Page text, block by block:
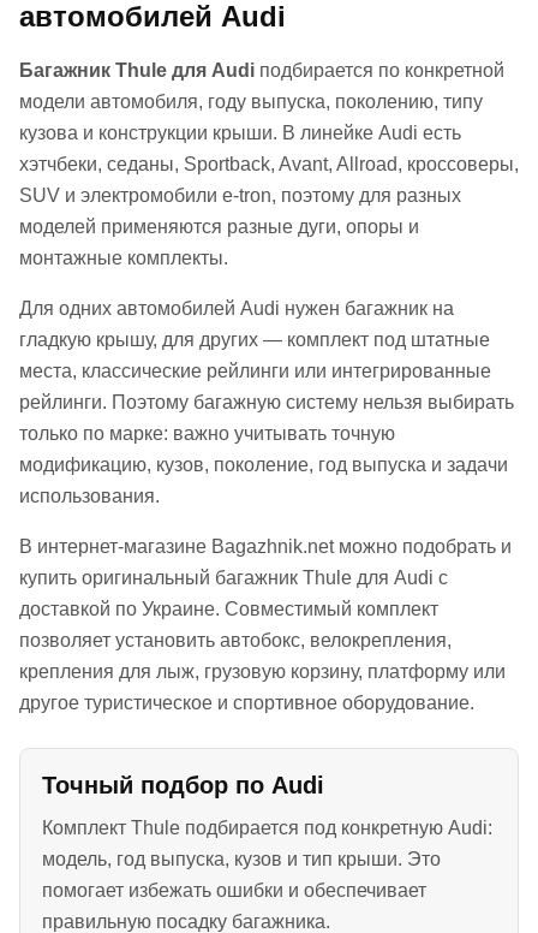
автомобилей Audi
Багажник Thule для Audi подбирается по конкретной
модели автомобиля, году выпуска, поколению, типу
кузова и конструкции крыши. В линейке Audi есть
хэтчбеки, седаны, Sportback, Avant, Allroad, кроссоверы,
SUV и электромобили e-tron, поэтому для разных
моделей применяются разные дуги, опоры и
монтажные комплекты.
Для одних автомобилей Audi нужен багажник на
гладкую крышу, для других — комплект под штатные
места, классические рейлинги или интегрированные
рейлинги. Поэтому багажную систему нельзя выбирать
только по марке: важно учитывать точную
модификацию, кузов, поколение, год выпуска и задачи
использования.
В интернет-магазине Bagazhnik.net можно подобрать и
купить оригинальный багажник Thule для Audi с
доставкой по Украине. Совместимый комплект
позволяет установить автобокс, велокрепления,
крепления для лыж, грузовую корзину, платформу или
другое туристическое и спортивное оборудование.
Точный подбор по Audi
Комплект Thule подбирается под конкретную Audi:
модель, год выпуска, кузов и тип крыши. Это
помогает избежать ошибки и обеспечивает
правильную посадку багажника.